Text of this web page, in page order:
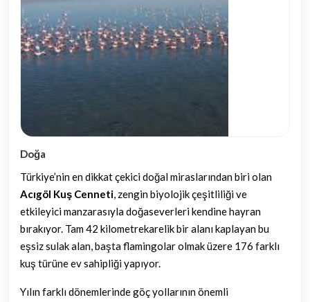
Doğa
Türkiye’nin en dikkat çekici doğal miraslarından biri olan
Acıgöl Kuş Cenneti, zengin biyolojik çeşitliliği ve
etkileyici manzarasıyla doğaseverleri kendine hayran
bırakıyor. Tam 42 kilometrekarelik bir alanı kaplayan bu
eşsiz sulak alan, başta flamingolar olmak üzere 176 farklı
kuş türüne ev sahipliği yapıyor.
Yılın farklı dönemlerinde göç yollarının önemli